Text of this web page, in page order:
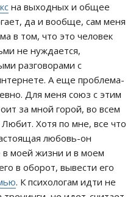
на выходных и общее
да и вообще, сам меня
в том, что это человек
не нуждается,
разговорами с
А еще проблема-
Для меня союз с этим
за мной горой, во всем
Хотя по мне, все что
любовь-он
в моей жизни и в моем
в оборот, вывести его
. К психологам идти не